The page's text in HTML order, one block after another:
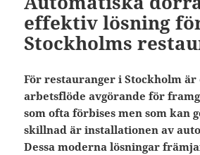
effektiv lösning
Stockholms
För restauranger i Stockholm
arbetsflöde avgörande för
som ofta förbises men som kan
skillnad är installationen av
Dessa moderna lösningar